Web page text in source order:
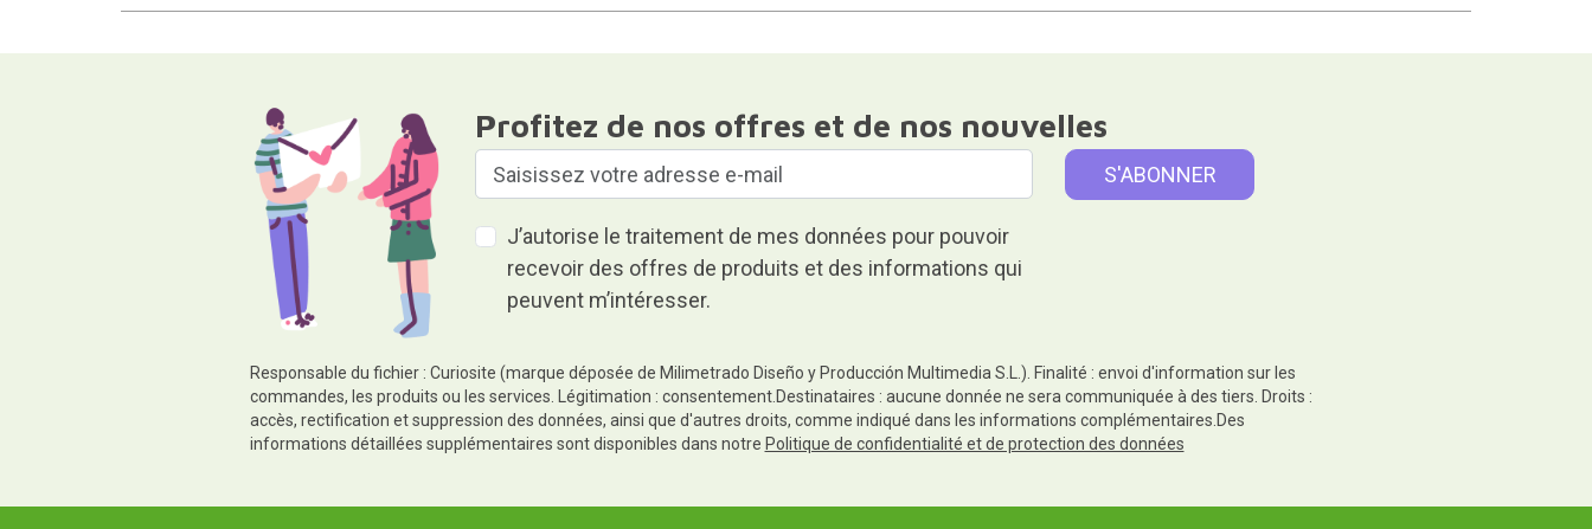
Profitez de nos offres et de nos nouvelles
J’autorise le traitement de mes données pour pouvoir
recevoir des offres de produits et des informations qui
peuvent m’intéresser.
Responsable du fichier : Curiosite (marque déposée de Milimetrado Diseño y Producción Multimedia S.L.). Finalité : envoi d'information sur les
commandes, les produits ou les services. Légitimation : consentement.Destinataires : aucune donnée ne sera communiquée à des tiers. Droits :
accès, rectification et suppression des données, ainsi que d'autres droits, comme indiqué dans les informations complémentaires.Des
informations détaillées supplémentaires sont disponibles dans notre Politique de confidentialité et de protection des données